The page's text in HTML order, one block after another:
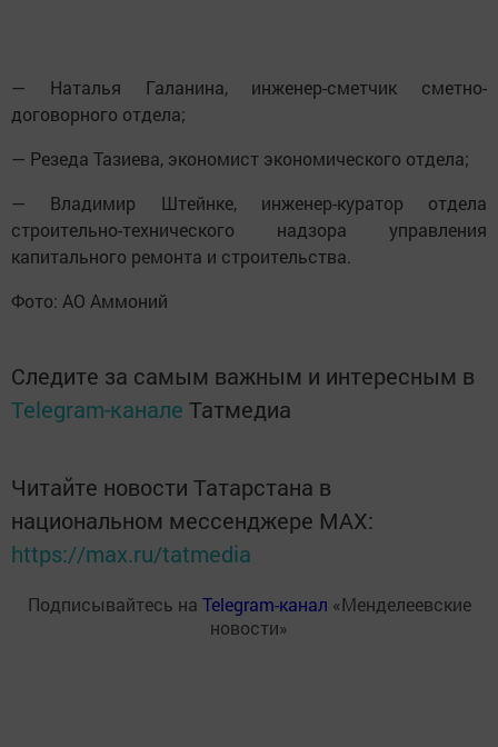
— Наталья Галанина, инженер-сметчик сметно-
договорного отдела;
— Резеда Тазиева, экономист экономического отдела;
— Владимир Штейнке, инженер-куратор отдела
строительно-технического надзора управления
капитального ремонта и строительства.
Фото: АО Аммоний
Следите за самым важным и интересным в
Telegram-канале Татмедиа
Читайте новости Татарстана в
национальном мессенджере MАХ:
https://max.ru/tatmedia
Подписывайтесь на Telegram-канал «Менделеевские
новости»